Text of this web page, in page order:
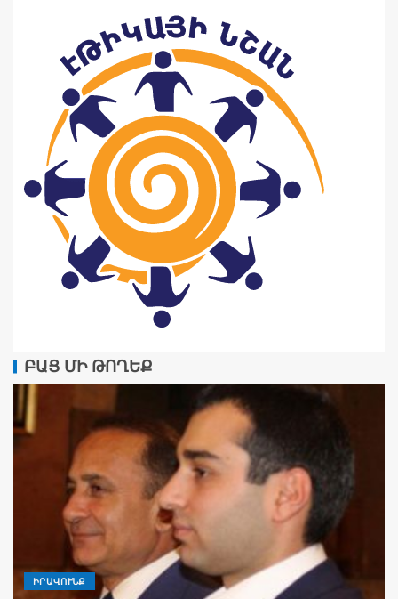
ԲԱՑ ՄԻ ԹՈՂԵՔ
ԻՐԱՎՈՒՆՔ